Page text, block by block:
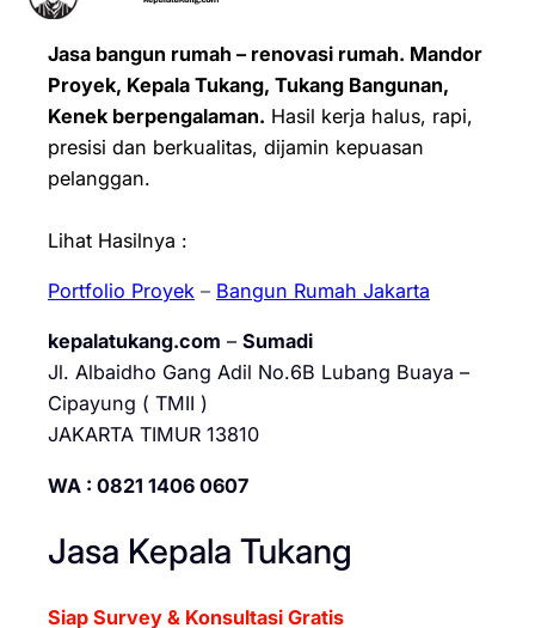
Jasa bangun rumah – renovasi rumah. Mandor
Proyek, Kepala Tukang, Tukang Bangunan,
Kenek berpengalaman. Hasil kerja halus, rapi,
presisi dan berkualitas, dijamin kepuasan
pelanggan.
Lihat Hasilnya :
Portfolio Proyek – Bangun Rumah Jakarta
kepalatukang.com – Sumadi
Jl. Albaidho Gang Adil No.6B Lubang Buaya –
Cipayung ( TMII )
JAKARTA TIMUR 13810
WA : 0821 1406 0607
Jasa Kepala Tukang
Siap Survey & Konsultasi Gratis